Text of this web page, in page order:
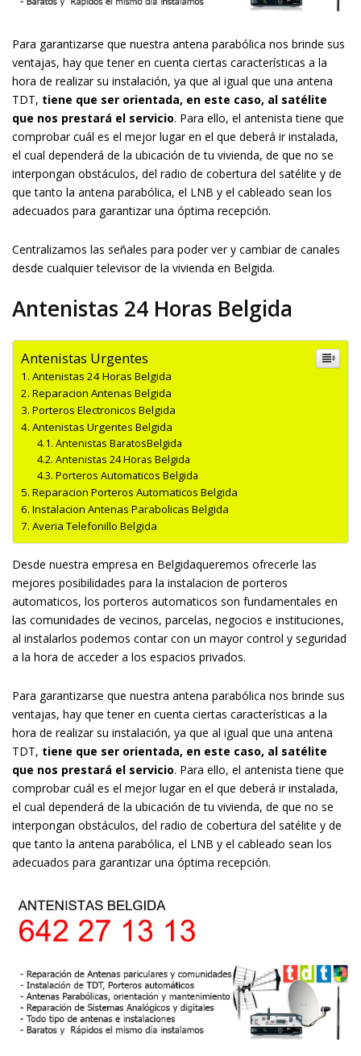
Para garantizarse que nuestra antena parabólica nos brinde sus
ventajas, hay que tener en cuenta ciertas características a la
hora de realizar su instalación, ya que al igual que una antena
TDT, tiene que ser orientada, en este caso, al satélite
que nos prestará el servicio. Para ello, el antenista tiene que
comprobar cuál es el mejor lugar en el que deberá ir instalada,
el cual dependerá de la ubicación de tu vivienda, de que no se
interpongan obstáculos, del radio de cobertura del satélite y de
que tanto la antena parabólica, el LNB y el cableado sean los
adecuados para garantizar una óptima recepción.
Centralizamos las señales para poder ver y cambiar de canales
desde cualquier televisor de la vivienda en Belgida.
Antenistas 24 Horas Belgida
Antenistas Urgentes
Antenistas 24 Horas Belgida
Reparacion Antenas Belgida
Porteros Electronicos Belgida
Antenistas Urgentes Belgida
Antenistas BaratosBelgida
Antenistas 24 Horas Belgida
Porteros Automaticos Belgida
Reparacion Porteros Automaticos Belgida
Instalacion Antenas Parabolicas Belgida
Averia Telefonillo Belgida
Desde nuestra empresa en Belgidaqueremos ofrecerle las
mejores posibilidades para la instalacion de porteros
automaticos, los porteros automaticos son fundamentales en
las comunidades de vecinos, parcelas, negocios e instituciones,
al instalarlos podemos contar con un mayor control y seguridad
a la hora de acceder a los espacios privados.
Para garantizarse que nuestra antena parabólica nos brinde sus
ventajas, hay que tener en cuenta ciertas características a la
hora de realizar su instalación, ya que al igual que una antena
TDT, tiene que ser orientada, en este caso, al satélite
que nos prestará el servicio. Para ello, el antenista tiene que
comprobar cuál es el mejor lugar en el que deberá ir instalada,
el cual dependerá de la ubicación de tu vivienda, de que no se
interpongan obstáculos, del radio de cobertura del satélite y de
que tanto la antena parabólica, el LNB y el cableado sean los
adecuados para garantizar una óptima recepción.